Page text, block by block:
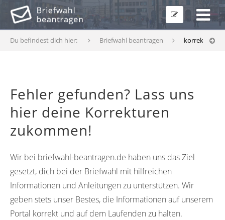
Du befindest dich hier: Briefwahl beantragen
Fehler gefunden? Lass uns
hier deine Korrekturen
zukommen!
Wir bei briefwahl-beantragen.de haben uns das Ziel
gesetzt, dich bei der Briefwahl mit hilfreichen
Informationen und Anleitungen zu unterstützen. Wir
geben stets unser Bestes, die Informationen auf unserem
Portal korrekt und auf dem Laufenden zu halten.